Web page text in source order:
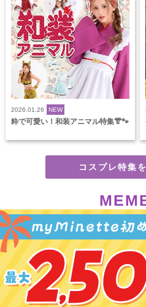
2026.01.26 NEW
粋で可愛い！和装アニマル特集👘🐾
コスプレ特集